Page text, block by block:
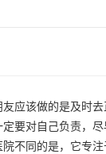
该做的是及时去
要对自己负责，尽
同的是，它专注